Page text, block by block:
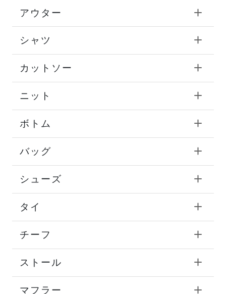
アウター
シャツ
カットソー
ニット
ボトム
バッグ
シューズ
タイ
チーフ
ストール
マフラー